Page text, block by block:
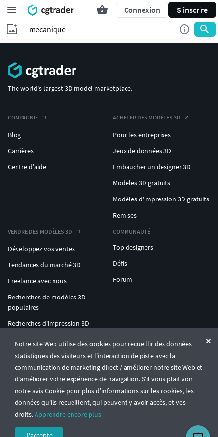
Connexion S'inscrire
Notre site Web utilise des cookies pour recueillir des données
statistiques des visiteurs et l'interaction de piste avec la
communication de marketing direct / améliorer notre site Web et
d'améliorer votre expérience de navigation. S'il vous plaît voir
notre avis Cookie pour plus d'informations sur les cookies, les
données qu'ils recueillent, qui peuvent y avoir accès, et vos
droits.Apprendre encore plus
J'accepte
The world's largest 3D model marketplace.
COMPAGNIE
Blog
Carrières
Centre d'aide
ACHETER DES MODÈLES 3D
Pour les entreprises
Jeux de données 3D
Embaucher un designer 3D
Modèles 3D gratuits
Modèles d'impression 3D gratuits
Remises
VENDRE DES MODÈLES 3D
Développez vos ventes
Tendances du marché 3D
Freelance avec nous
Recherches de modèles 3D
populaires
Recherches d'impression 3D
COMMUNAUTÉ
Top designers
Défis
Forum
ENTERPRISE 3D AT SCALE
© CGTrader 2011-2026
UAB CGTrader, Antakalnio st. 17, Vilnius, Lithuania
Conditions généralesConfidentialité🇫🇷 Français